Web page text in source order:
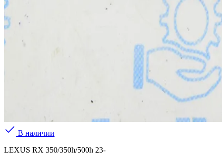
В наличии
LEXUS RX 350/350h/500h 23-